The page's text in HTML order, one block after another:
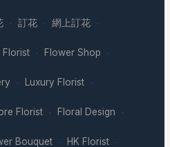
· 訂花 · 網上訂花 ·
Florist · Flower Shop ·
· Luxury Florist ·
Florist · Floral Design ·
Bouquet · HK Florist ·